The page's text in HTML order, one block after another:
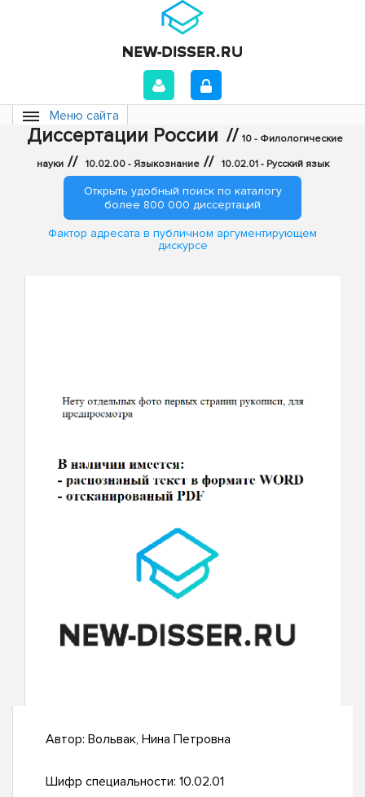
Меню сайта
Диссертации России // 10 - Филологические
науки // 10.02.00 - Языкознание // 10.02.01 - Русский язык
Открыть удобный поиск по каталогу
более 800 000 диссертаций
Фактор адресата в публичном аргументирующем
дискурсе
Автор: Вольвак, Нина Петровна
Шифр специальности: 10.02.01